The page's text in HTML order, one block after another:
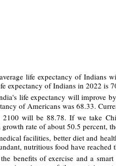
life expectancy of Indians
expectancy of Indians in 2022 is
life expectancy will improve
of Americans was 68.33.
2100 will be 88.78. If we take
rate of about 50.5 percent,
facilities, better diet and
nutritious food have reached
benefits of exercise and a